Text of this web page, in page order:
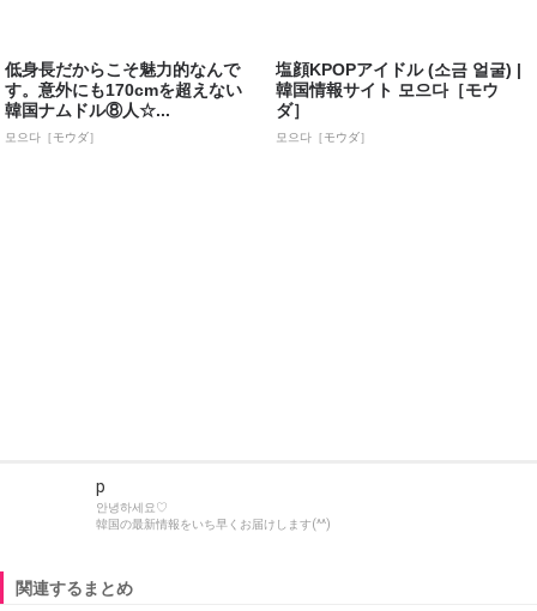
低身長だからこそ魅力的なんで
す。意外にも170cmを超えない
韓国ナムドル⑧人☆...
모으다［モウダ］
塩顔KPOPアイドル (소금 얼굴) |
韓国情報サイト 모으다［モウ
ダ］
모으다［モウダ］
p
안녕하세요♡
韓国の最新情報をいち早くお届けします(^^)
関連するまとめ